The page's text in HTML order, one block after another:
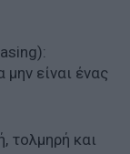
είναι ένας
τολμηρή και